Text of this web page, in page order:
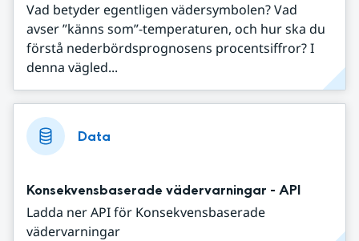
Vad betyder egentligen vädersymbolen? Vad
avser ”känns som”-temperaturen, och hur ska du
förstå nederbördsprognosens procentsiffror? I
denna vägled...
Data
Konsekvensbaserade vädervarningar - API
Ladda ner API för Konsekvensbaserade
vädervarningar